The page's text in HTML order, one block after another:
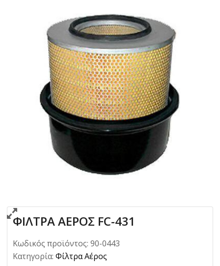
ΦΙΛΤΡΑ ΑΕΡΟΣ FC-431
Κωδικός προϊόντος: 90-0443
Κατηγορία: Φίλτρα Αέρος